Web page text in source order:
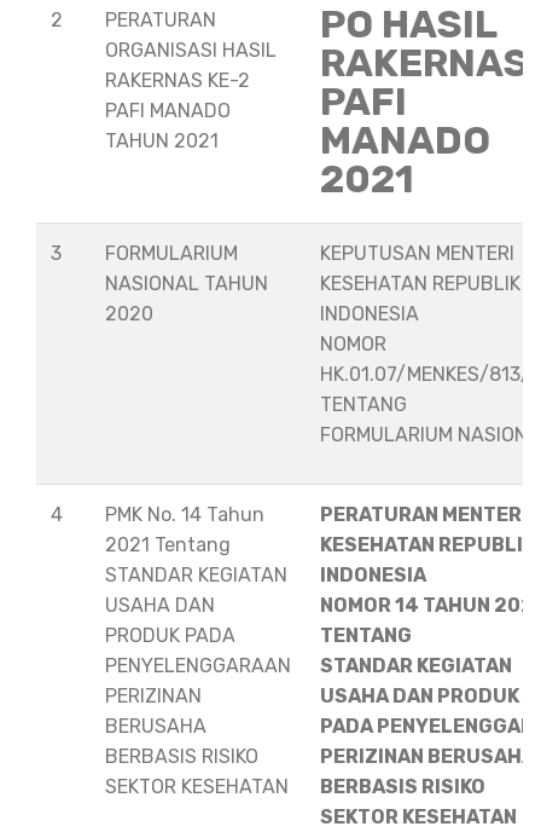
2
PERATURAN
ORGANISASI HASIL
RAKERNAS KE-2
PAFI MANADO
TAHUN 2021
PO HASIL
RAKERNAS
PAFI
MANADO
2021
3
FORMULARIUM
NASIONAL TAHUN
2020
KEPUTUSAN MENTERI
KESEHATAN REPUBLIK
INDONESIA
NOMOR
HK.01.07/MENKES/813/
TENTANG
FORMULARIUM
4
PMK No. 14 Tahun
2021 Tentang
STANDAR KEGIATAN
USAHA DAN
PRODUK PADA
PENYELENGGARAAN
PERIZINAN
BERUSAHA
BERBASIS RISIKO
SEKTOR KESEHATAN
PERATURAN MENTERI
KESEHATAN REPUBLIK
INDONESIA
NOMOR 14 TAHUN
TENTANG
STANDAR KEGIATAN
USAHA DAN PRODUK
PADA
PERIZINAN BERUSAHA
BERBASIS RISIKO
SEKTOR KESEHATAN